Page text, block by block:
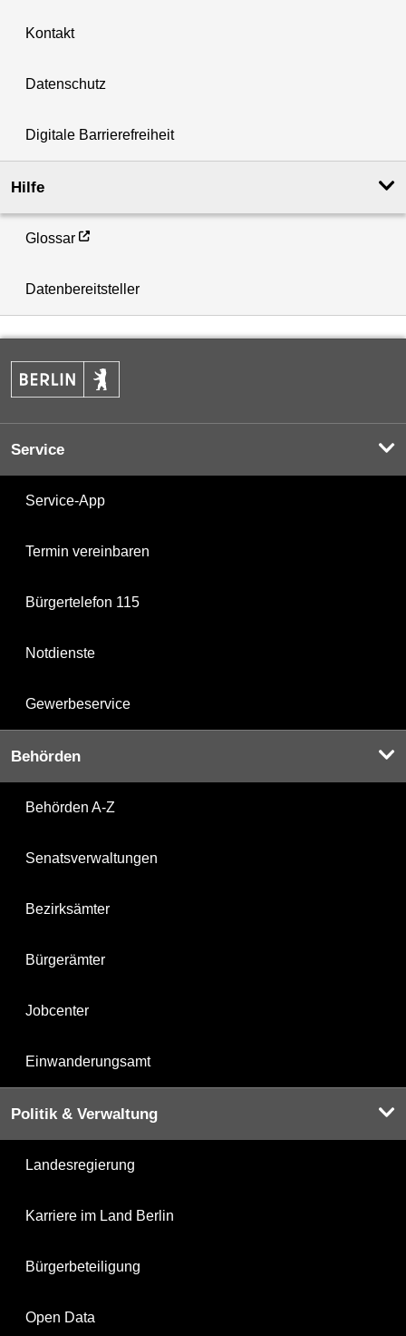
Kontakt
Datenschutz
Digitale Barrierefreiheit
Hilfe
Glossar
Datenbereitsteller
Service
Service-App
Termin vereinbaren
Bürgertelefon 115
Notdienste
Gewerbeservice
Behörden
Behörden A-Z
Senatsverwaltungen
Bezirksämter
Bürgerämter
Jobcenter
Einwanderungsamt
Politik & Verwaltung
Landesregierung
Karriere im Land Berlin
Bürgerbeteiligung
Open Data